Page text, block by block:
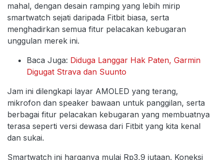
mahal, dengan desain ramping yang lebih mirip
smartwatch sejati daripada Fitbit biasa, serta
menghadirkan semua fitur pelacakan kebugaran
unggulan merek ini.
Baca Juga: Diduga Langgar Hak Paten, Garmin
Digugat Strava dan Suunto
Jam ini dilengkapi layar AMOLED yang terang,
mikrofon dan speaker bawaan untuk panggilan, serta
berbagai fitur pelacakan kebugaran yang membuatnya
terasa seperti versi dewasa dari Fitbit yang kita kenal
dan sukai.
Smartwatch ini harganya mulai Rp3,9 jutaan. Koneksi